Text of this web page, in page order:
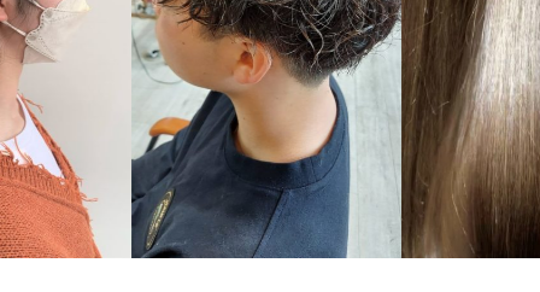
メンズ
髪質改善